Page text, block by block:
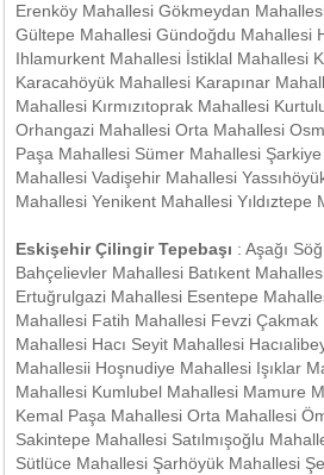
Erenköy Mahallesi Gökmeydan
Gültepe Mahallesi Gündoğdu Mahallesi
Ihlamurkent Mahallesi İstiklal Mahallesi
Karacahöyük Mahallesi Karapınar
Mahallesi Kırmızıtoprak Mahallesi
Orhangazi Mahallesi Orta Mahallesi
Paşa Mahallesi Sümer Mahallesi
Mahallesi Vadişehir Mahallesi
Mahallesi Yenikent Mahallesi Yıldıztepe
Eskişehir Çilingir Tepebaşı : Aşağı
Bahçelievler Mahallesi Batıkent
Ertuğrulgazi Mahallesi Esentepe
Mahallesi Fatih Mahallesi Fevzi Çakmak
Mahallesi Hacı Seyit Mahallesi
Mahallesii Hoşnudiye Mahallesi Işıklar
Mahallesi Kumlubel Mahallesi Mamure
Kemal Paşa Mahallesi Orta Mahallesi
Sakintepe Mahallesi Satılmışoğlu
Sütlüce Mahallesi Şarhöyük Mahallesi